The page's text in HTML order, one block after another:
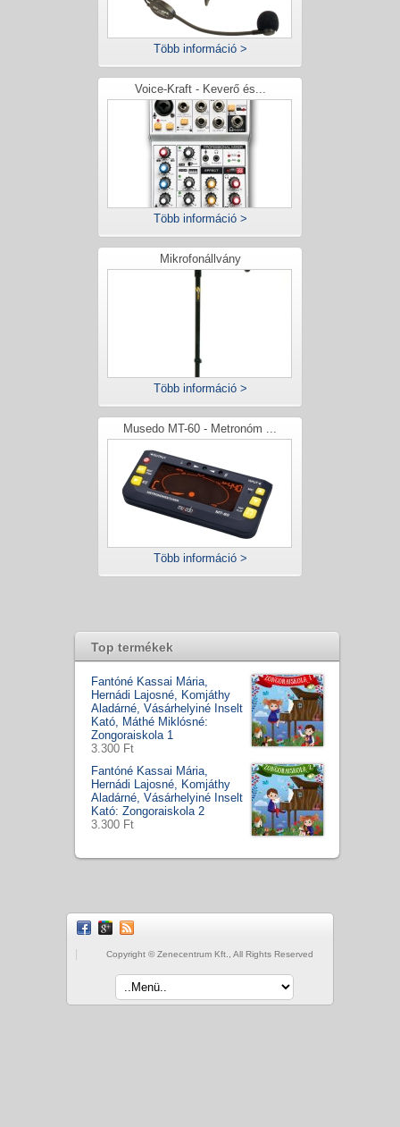
Több információ >
Voice-Kraft - Keverő és...
Több információ >
Mikrofonállvány
Több információ >
Musedo MT-60 - Metronóm ...
Több információ >
Top termékek
Fantóné Kassai Mária,
Hernádi Lajosné, Komjáthy
Aladárné, Vásárhelyiné Inselt
Kató, Máthé Miklósné:
Zongoraiskola 1
3.300 Ft
Fantóné Kassai Mária,
Hernádi Lajosné, Komjáthy
Aladárné, Vásárhelyiné Inselt
Kató: Zongoraiskola 2
3.300 Ft
Copyright © Zenecentrum Kft., All Rights Reserved